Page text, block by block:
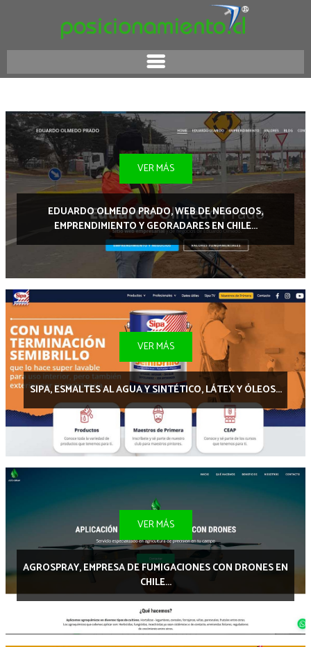
VER MÁS
EDUARDO OLMEDO PRADO, WEB DE NEGOCIOS,
EMPRENDIMIENTO Y GEORADARES EN CHILE...
VER MÁS
SIPA, ESMALTES AL AGUA Y SINTÉTICO, LÁTEX Y ÓLEOS...
VER MÁS
AGROSPRAY, EMPRESA DE FUMIGACIONES CON DRONES EN
CHILE...